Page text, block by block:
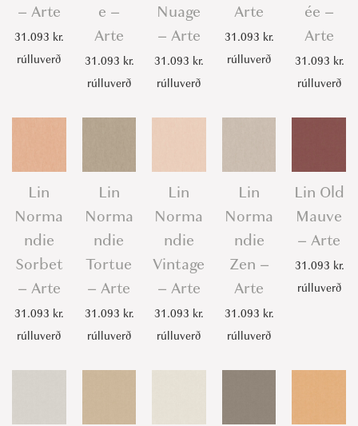
– Arte
31.093 kr.
rúlluverð
e –
Arte
31.093 kr.
rúlluverð
Nuage
– Arte
31.093 kr.
rúlluverð
Arte
31.093 kr.
rúlluverð
ée –
Arte
31.093 kr.
rúlluverð
Lin
Norma
ndie
Sorbet
– Arte
31.093 kr.
rúlluverð
Lin
Norma
ndie
Tortue
– Arte
31.093 kr.
rúlluverð
Lin
Norma
ndie
Vintage
– Arte
31.093 kr.
rúlluverð
Lin
Norma
ndie
Zen –
Arte
31.093 kr.
rúlluverð
Lin Old
Mauve
– Arte
31.093 kr.
rúlluverð